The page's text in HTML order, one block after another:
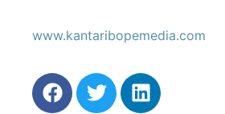
www.kantaribopemedia.com